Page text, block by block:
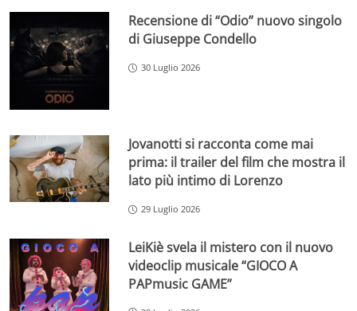
Recensione di “Odio” nuovo singolo
di Giuseppe Condello
30 Luglio 2026
Jovanotti si racconta come mai
prima: il trailer del film che mostra il
lato più intimo di Lorenzo
29 Luglio 2026
LeiKiè svela il mistero con il nuovo
videoclip musicale “GIOCO A
PAPmusic GAME”